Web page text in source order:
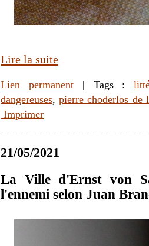
Lire la suite
Lien permanent| Tags :
dangereuses,pierre choderlos de
Imprimer
21/05/2021
La Ville d'Ernst von
l'ennemi selon Juan